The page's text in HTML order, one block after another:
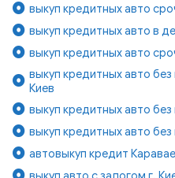
выкуп кредитных авто
выкуп кредитных авто в
выкуп кредитных авто
выкуп кредитных авто
Киев
выкуп кредитных авто
выкуп кредитных авто
автовыкуп кредит